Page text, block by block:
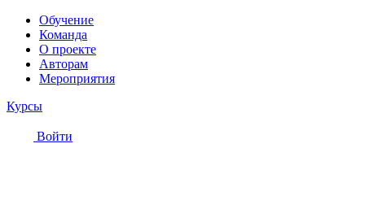
Обучение
Команда
О проекте
Авторам
Мероприятия
Курсы
Войти